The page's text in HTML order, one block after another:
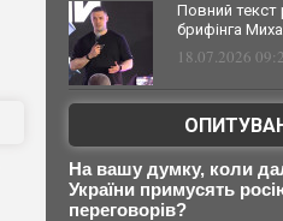
Повний текст
брифінга
18.07.2026
На вашу думку, коли
України примусять
переговорів?